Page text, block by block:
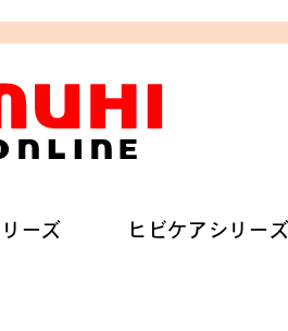
ーズ ヒビケアシリーズ